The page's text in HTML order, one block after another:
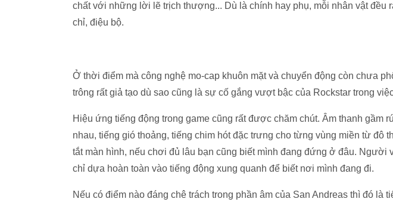
chất với những lời lẽ trịch thượng... Dù là chính hay phụ, mỗi nhân vật đều
chỉ, điệu bộ.
Ở thời điểm mà công nghệ mo-cap khuôn mặt và chuyển động còn chưa
trông rất giả tạo dù sao cũng là sự cố gắng vượt bậc của Rockstar trong
Hiệu ứng tiếng động trong game cũng rất được chăm chút. Âm thanh gầm
nhau, tiếng gió thoảng, tiếng chim hót đặc trưng cho từng vùng miền từ đô
tắt màn hình, nếu chơi đủ lâu bạn cũng biết mình đang đứng ở đâu. Người
chỉ dựa hoàn toàn vào tiếng động xung quanh để biết nơi mình đang đi.
Nếu có điểm nào đáng chê trách trong phần âm của San Andreas thì đó là